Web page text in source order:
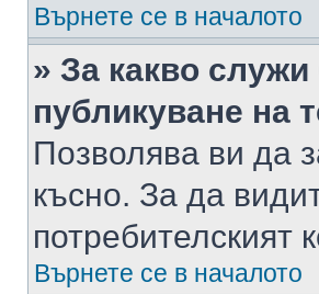
Върнете се в началото
» За какво
публикуване на
Позволява ви да
късно. За да
потребителският
Върнете се в началото